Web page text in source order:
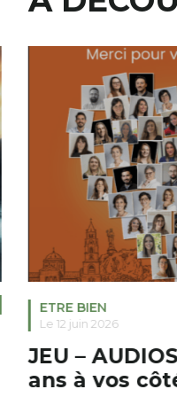
ETRE BIEN
Le 12 juin 2026
JEU –
ans à vos